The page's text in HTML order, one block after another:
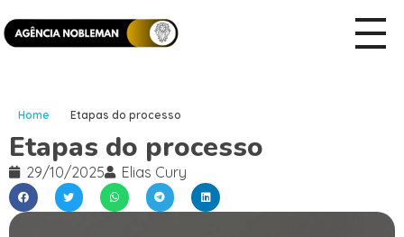
Home Etapas do processo
Etapas do processo
29/10/2025 Elias Cury